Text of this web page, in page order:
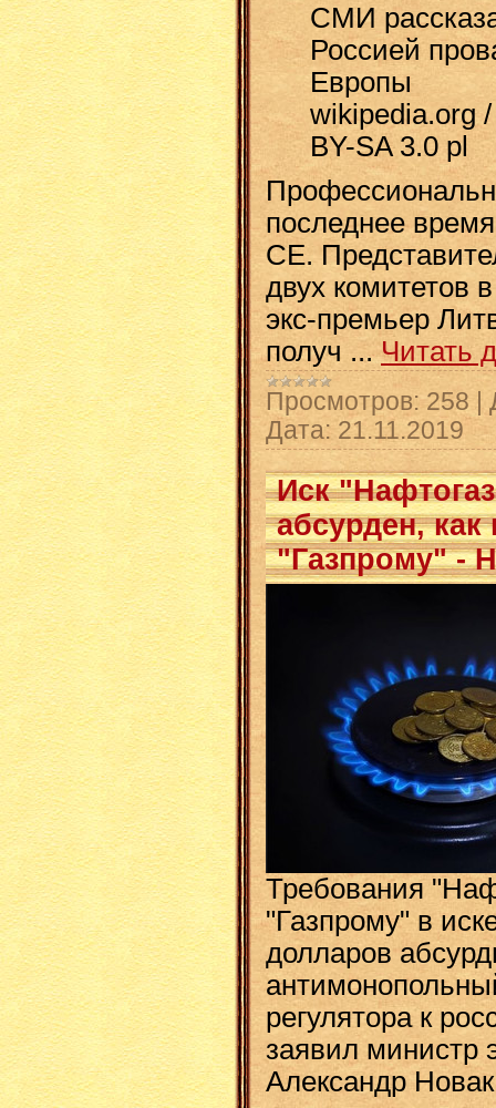
СМИ
Россией
Европы
wikipedia.org
BY-SA 3.0 pl
последнее
СЕ.
двух комитетов
экс-премьер
получ ...Читать
Просмотров: 258
Дата: 21.11.2019
Иск
абсурден,
"Газпрому" -
Требования
"Газпрому" в
долларов
регулятора к
заявил министр
Александр